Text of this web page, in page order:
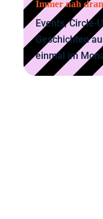
Immer nah
Events, Circle-
Geschichten
einmal im